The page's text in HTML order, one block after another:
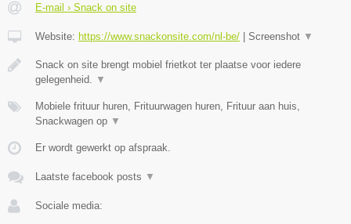
E-mail › Snack on site
Website: https://www.snackonsite.com/nl-be/ | Screenshot ▼
Snack on site brengt mobiel frietkot ter plaatse voor iedere
gelegenheid.
▼
Mobiele frituur huren, Frituurwagen huren, Frituur aan huis,
Snackwagen op ▼
Er wordt gewerkt op afspraak.
Laatste facebook posts ▼
Sociale media: